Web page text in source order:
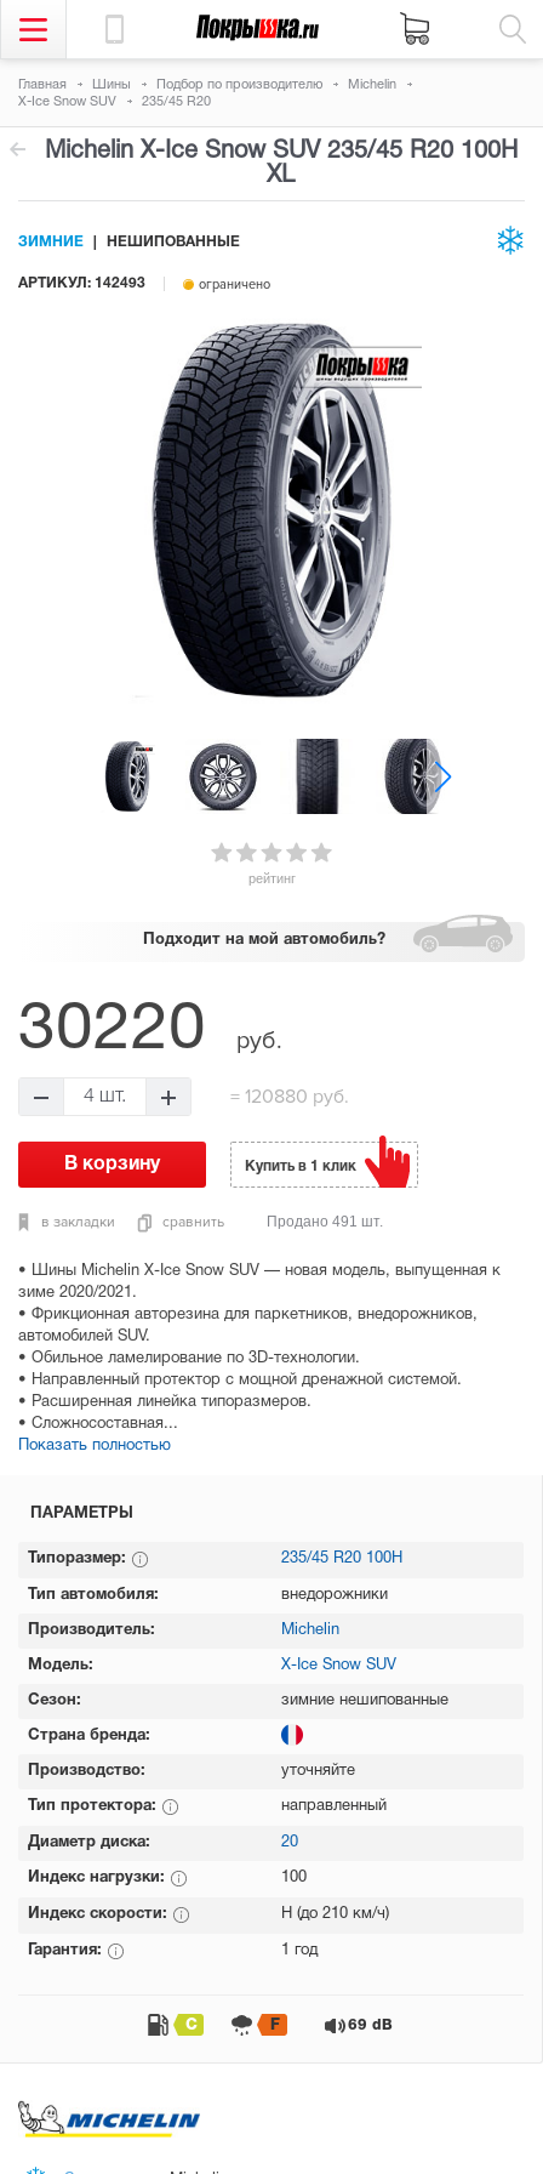
Главная Шины Подбор по производителю
Michelin
X-Ice Snow SUV
235/45 R20
Michelin X-Ice Snow SUV 235/45 R20 100H
XL
рейтинг
АРТИКУЛ: 142493 ограничено
ЗИМНИЕ НЕШИПОВАННЫЕ
Подходит на мой автомобиль?
• Шины Michelin X-Ice Snow SUV — новая модель, выпущенная к
зиме 2020/2021.
• Фрикционная авторезина для паркетников, внедорожников,
автомобилей SUV.
• Обильное ламелирование по 3D-технологии.
• Направленный протектор с мощной дренажной системой.
• Расширенная линейка типоразмеров.
• Сложносоставная...
Показать полностью
30220 руб.
4 шт. = 120880 руб.
в закладки сравнить
Купить в 1 клик
Продано 491 шт.
ПАРАМЕТРЫ
Типоразмер: 235/45 R20 100H
Тип автомобиля: внедорожники
Производитель: Michelin
Модель: X-Ice Snow SUV
Сезон: зимние нешипованные
Страна бренда:
Производство: уточняйте
Тип протектора: направленный
Диаметр диска: 20
Индекс нагрузки: 100
Индекс скорости: H (до 210 км/ч)
Гарантия: 1 год
C F 69 dB